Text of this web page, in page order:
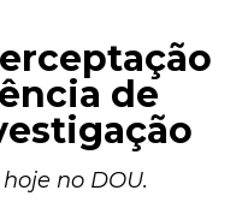
de
no DOU.